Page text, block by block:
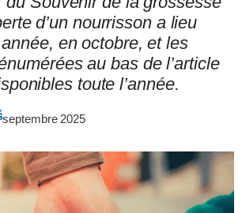
d’un nourrisson a lieu
en octobre, et les
au bas de l’article
toute l’année.
septembre 2025